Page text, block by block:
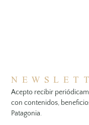
Acepto recibir
con contenidos,
Patagonia.